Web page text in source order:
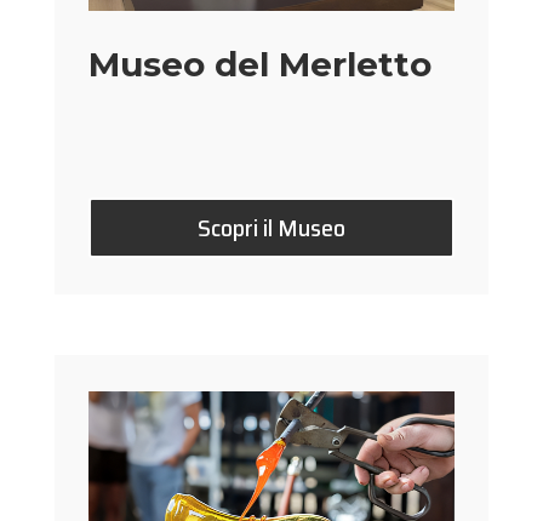
Museo del Merletto
Scopri il Museo